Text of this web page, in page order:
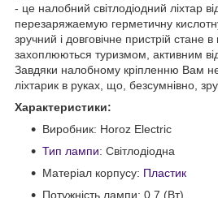
- це налобний світлодіодний ліхтар
перезаряжаемую герметичну
зручний і довговічне пристрій стане
захоплюються туризмом, активним
Завдяки налобному кріпленню Вам
ліхтарик в руках, що, безсумнівно,
Характеристики:
Виробник: Horoz Electric
Тип лампи: Світлодіодна
Матеріал корпусу: Пластик
Потужність лампи: 0.7 (Вт)